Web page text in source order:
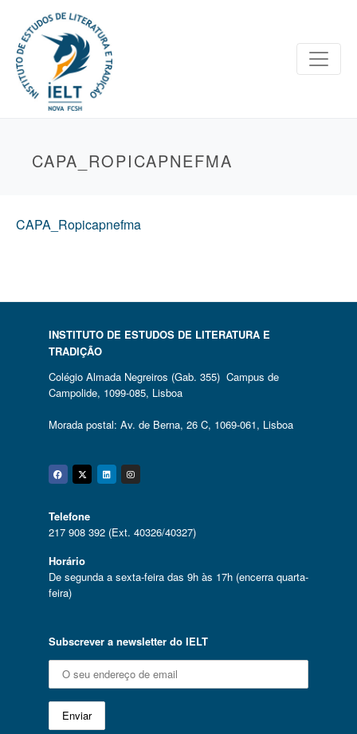
CAPA_ROPICAPNEFMA
CAPA_Ropicapnefma
INSTITUTO DE ESTUDOS DE LITERATURA E
TRADIÇÃO
Colégio Almada Negreiros (Gab. 355) Campus de
Campolide, 1099-085, Lisboa
Morada postal: Av. de Berna, 26 C, 1069-061, Lisboa
Facebook
Twitter
Linkedin
Instagram
Telefone
217 908 392 (Ext. 40326/40327)
Horário
De segunda a sexta-feira das 9h às 17h (encerra quarta-
feira)
Subscrever a newsletter do IELT